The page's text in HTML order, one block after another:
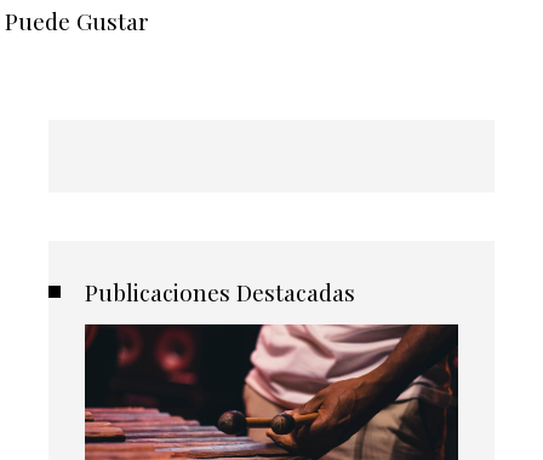
Gustar
Publicaciones Destacadas